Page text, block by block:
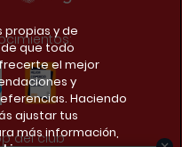
del club
propias y de
que todo
el mejor
y
Haciendo
ajustar tus
más información,